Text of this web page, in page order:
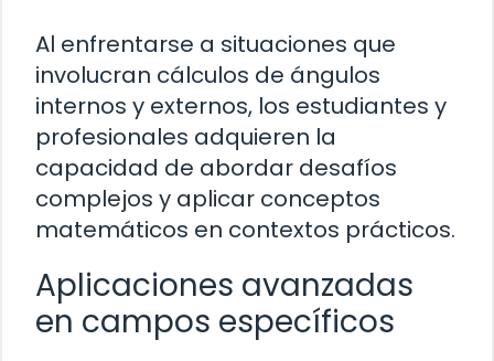
Al enfrentarse a situaciones que
involucran cálculos de ángulos
internos y externos, los estudiantes y
profesionales adquieren la
capacidad de abordar desafíos
complejos y aplicar conceptos
matemáticos en contextos prácticos.
Aplicaciones avanzadas
en campos específicos